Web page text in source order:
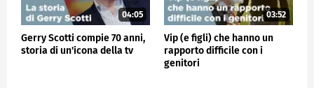
04:05
Gerry Scotti compie 70 anni,
storia di un'icona della tv
03:52
Vip (e figli) che hanno un
rapporto difficile con i
genitori